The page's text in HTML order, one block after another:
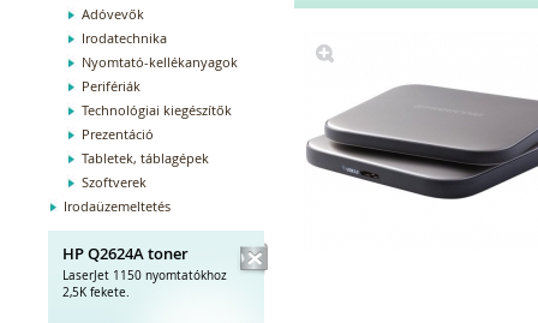
Adóvevők
Irodatechnika
Nyomtató-kellékanyagok
Perifériák
Technológiai kiegészítők
Prezentáció
Tabletek, táblagépek
Szoftverek
Irodaüzemeltetés
HP Q2624A toner
LaserJet 1150 nyomtatókhoz
2,5K fekete.